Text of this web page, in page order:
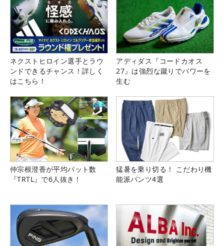
ネクストヒロイン選手とラウ
ンドできるチャンス！詳しく
はこちら！
アディダス『コードカオス
27』は強烈な蹴りでパワーを
生む
仲宗根澄香が平均パット数
『TRTL』で6人抜き！
猛暑を乗り切る！ こだわり機
能派パンツ4選